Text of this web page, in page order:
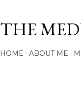
THE
HOME ABOUT ME